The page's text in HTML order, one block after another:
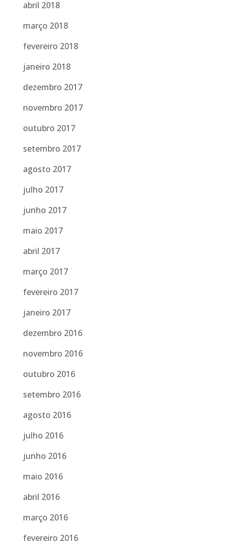
abril 2018
março 2018
fevereiro 2018
janeiro 2018
dezembro 2017
novembro 2017
outubro 2017
setembro 2017
agosto 2017
julho 2017
junho 2017
maio 2017
abril 2017
março 2017
fevereiro 2017
janeiro 2017
dezembro 2016
novembro 2016
outubro 2016
setembro 2016
agosto 2016
julho 2016
junho 2016
maio 2016
abril 2016
março 2016
fevereiro 2016